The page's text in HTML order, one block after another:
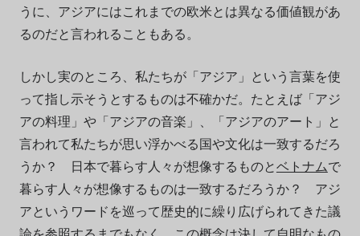
うに、アジアにはこれまでの欧米とは異なる価値観があ
るのだと言われることもある。
しかし実のところ、私たちが「アジア」という言葉を使
って指し示そうとするものは不確かだ。たとえば「アジ
アの料理」や「アジアの音楽」、「アジアのアート」と
言われて私たちが思い浮かべる国や文化は一致するだろ
うか？ 日本で暮らす人々が想像するものとベトナムで
暮らす人々が想像するものは一致するだろうか？ アジ
アというワードを巡って歴史的に繰り広げられてきた議